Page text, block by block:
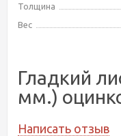
Толщина
Вес
Гладкий
мм.)
Написать отзыв